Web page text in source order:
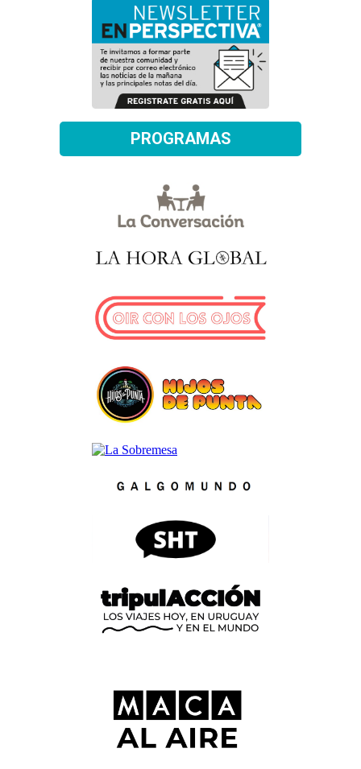
PROGRAMAS